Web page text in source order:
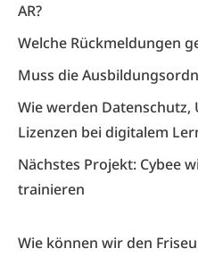
AR?
Welche Rückmeldungen
Muss die
Wie werden
Lizenzen bei digitalem
Nächstes Projekt: Cybee
trainieren
Wie können wir den